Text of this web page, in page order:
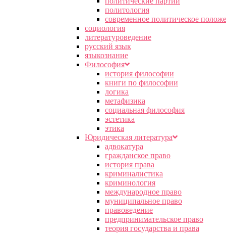
политология
современное политическое
социология
литературоведение
русский язык
языкознание
Философия
история философии
книги по философии
логика
метафизика
социальная философия
эстетика
этика
Юридическая литература
адвокатура
гражданское право
история права
криминалистика
криминология
международное право
муниципальное право
правоведение
предпринимательское право
теория государства и права